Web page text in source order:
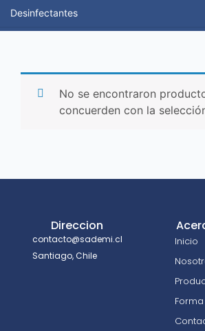
Desinfectantes
No se encontraron
concuerden con la
Direccion
contacto@sademi.cl
Santiago, Chile
Inicio